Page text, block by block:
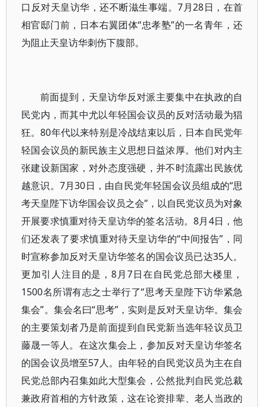
口反对天皇访华，还不断滋生事端。7月28日，在首
相官邸门前，日本右翼团体“忠孝塾”的一名青年，还
为阻止天皇访华刺伤下腹部。
前面提到，天皇访华反对派主要集中在执政的自
民党内，而其中尤以年轻国会议员的反对活动最为猖
狂。80年代以来特别是冷战结束以后，日本自民党年
轻国会议员的新民族主义思想日益浓厚。他们对内主
张建设新国家，对外态度强硬，并不时流露出民族优
越意识。7月30日，由自民党年轻国会议员组成的“思
考天皇陛下访华国会议员之会”，以自民党议员为对象
开展要求慎重对待天皇访华的签名活动。8月4日，他
们还发表了要求慎重对待天皇访华的“中间报告”，同
时宣称参加反对天皇访华签名的国会议员已达35人。
更加引人注目的是，8月7日在自民党总部大楼里，
1500名所谓有志之士举行了“思考天皇陛下访华紧急
集会”。集会名曰“思考”，实则是反对天皇访华。集会
的主要策划者乃是前面提到自民党新当选年轻议员卫
藤晟一等人。在这次集会上，参加反对天皇访华签名
的国会议员增至57人。由年轻的自民党议员为主在自
民党总部内召集如此大型集会，公然批判自民党总裁
兼政府首相的方针政策，这在论资排辈、老人当政的